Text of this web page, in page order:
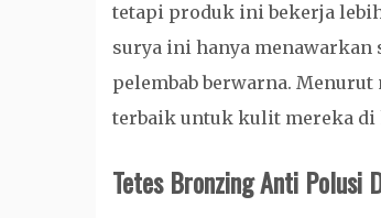
tetapi produk ini bekerja
surya ini hanya menawarkan
pelembab berwarna.
terbaik untuk kulit mereka di
Tetes Bronzing Anti Polusi